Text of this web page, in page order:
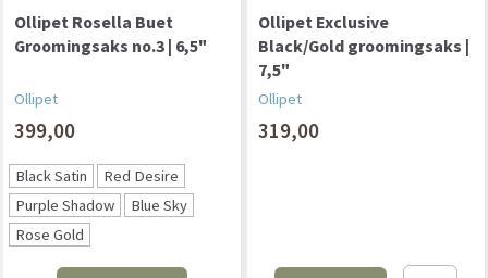
Ollipet Rosella Buet
Groomingsaks no.3 | 6,5"
Ollipet
399,00
Black Satin
Red Desire
Purple Shadow
Blue Sky
Rose Gold
Ollipet Exclusive
Black/Gold groomingsaks |
7,5"
Ollipet
319,00